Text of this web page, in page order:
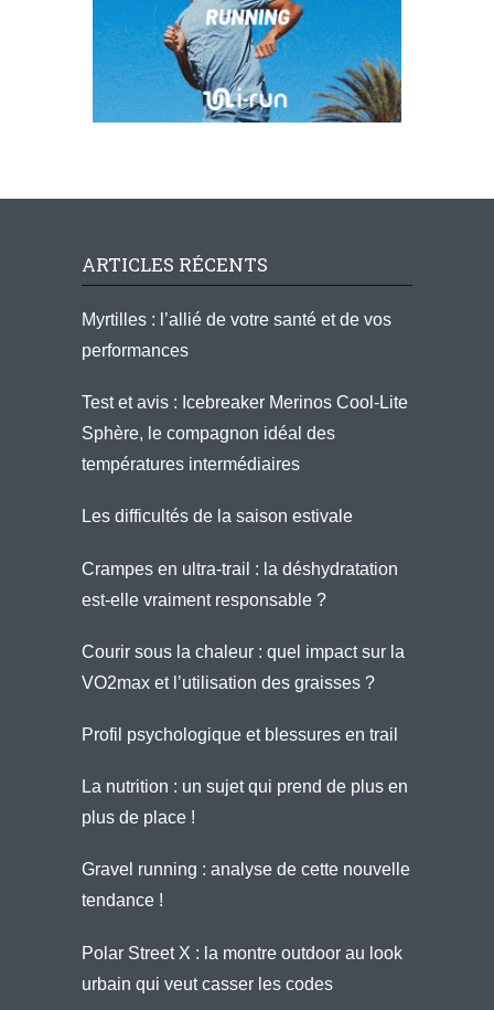
ARTICLES RÉCENTS
Myrtilles : l’allié de votre santé et de vos
performances
Test et avis : Icebreaker Merinos Cool-Lite
Sphère, le compagnon idéal des
températures intermédiaires
Les difficultés de la saison estivale
Crampes en ultra-trail : la déshydratation
est-elle vraiment responsable ?
Courir sous la chaleur : quel impact sur la
VO2max et l’utilisation des graisses ?
Profil psychologique et blessures en trail
La nutrition : un sujet qui prend de plus en
plus de place !
Gravel running : analyse de cette nouvelle
tendance !
Polar Street X : la montre outdoor au look
urbain qui veut casser les codes